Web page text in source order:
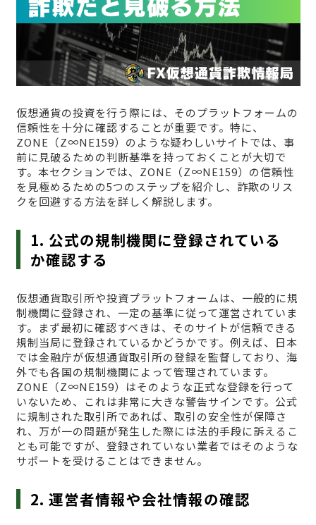
仮想通貨の投資を行う際には、そのプラットフォームの
信頼性を十分に確認することが重要です。特に、
ZONE（Z∞NE159）のような疑わしいサイトでは、事
前に見破るための判断基準を持っておくことが大切で
す。本セクションでは、ZONE（Z∞NE159）の信頼性
を見極めるための5つのステップを紹介し、詐欺のリス
クを回避する方法を詳しく解説します。
1. 公式の規制機関に登録されている
か確認する
仮想通貨取引所や投資プラットフォームは、一般的に規
制機関に登録され、一定の基準に従って運営されていま
す。まず最初に確認すべきは、そのサイトが信頼できる
規制当局に登録されているかどうかです。例えば、日本
では金融庁が仮想通貨取引所の登録を監督しており、海
外でも各国の規制機関によって管理されています。
ZONE（Z∞NE159）はそのような正式な登録を行って
いないため、これは非常に大きな警告サインです。公式
に規制された取引所であれば、取引の安全性が保障さ
れ、万が一の問題が発生した際には法的手段に訴えるこ
とも可能ですが、登録されていない業者ではそのような
サポートを受けることはできません。
2. 運営者情報や会社情報の確認